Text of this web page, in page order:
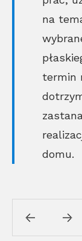
na
termin
domu.